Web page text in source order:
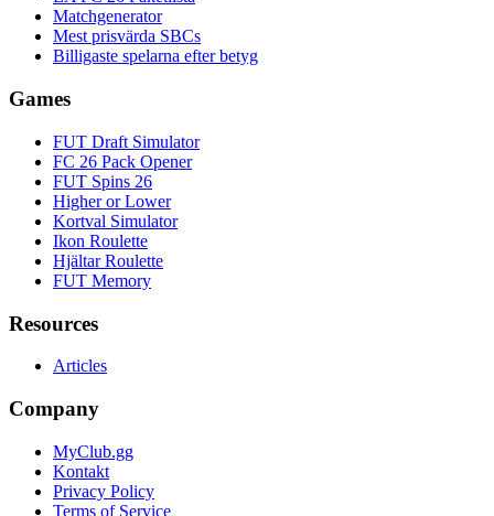
Matchgenerator
Mest prisvärda SBCs
Billigaste spelarna efter betyg
Games
FUT Draft Simulator
FC 26 Pack Opener
FUT Spins 26
Higher or Lower
Kortval Simulator
Ikon Roulette
Hjältar Roulette
FUT Memory
Resources
Articles
Company
MyClub.gg
Kontakt
Privacy Policy
Terms of Service